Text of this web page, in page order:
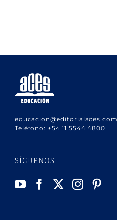
educacion@editorialaces.com
Teléfono: +54 11 5544 4800
SÍGUENOS